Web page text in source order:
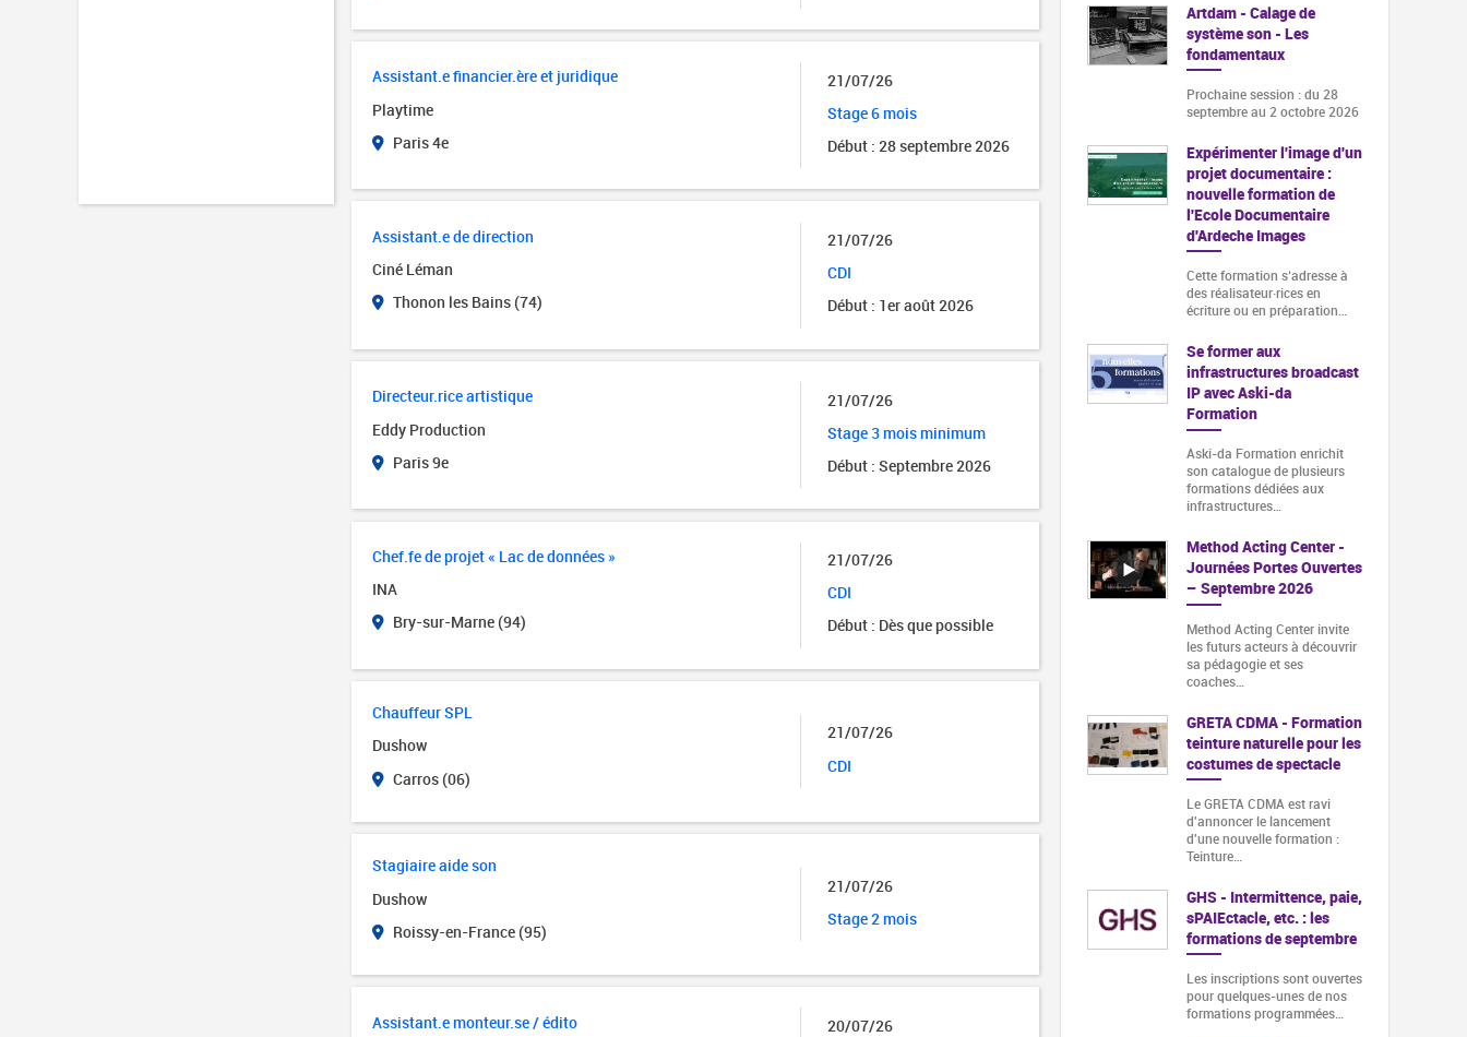
Assistant.e financier.ère et juridique
Playtime
Paris 4e
21/07/26
Stage 6 mois
Début : 28 septembre 2026
Assistant.e de direction
Ciné Léman
Thonon les Bains (74)
21/07/26
CDI
Début : 1er août 2026
Directeur.rice artistique
Eddy Production
Paris 9e
21/07/26
Stage 3 mois minimum
Début : Septembre 2026
Chef.fe de projet « Lac de données »
INA
Bry-sur-Marne (94)
21/07/26
CDI
Début : Dès que possible
Chauffeur SPL
Dushow
Carros (06)
21/07/26
CDI
Stagiaire aide son
Dushow
Roissy-en-France (95)
21/07/26
Stage 2 mois
Assistant.e monteur.se / édito
20/07/26
Artdam - Calage de
système son - Les
fondamentaux
Prochaine session : du 28
septembre au 2 octobre 2026
Expérimenter l'image d'un
projet documentaire :
nouvelle formation de
l'Ecole Documentaire
d'Ardeche Images
Cette formation s‘adresse à
des réalisateur·rices en
écriture ou en préparation…
Se former aux
infrastructures broadcast
IP avec Aski-da
Formation
Aski-da Formation enrichit
son catalogue de plusieurs
formations dédiées aux
infrastructures…
Method Acting Center -
Journées Portes Ouvertes
– Septembre 2026
Method Acting Center invite
les futurs acteurs à découvrir
sa pédagogie et ses
coaches…
GRETA CDMA - Formation
teinture naturelle pour les
costumes de spectacle
Le GRETA CDMA est ravi
d'annoncer le lancement
d'une nouvelle formation :
Teinture…
GHS - Intermittence, paie,
sPAIEctacle, etc. : les
formations de septembre
Les inscriptions sont ouvertes
pour quelques-unes de nos
formations programmées…